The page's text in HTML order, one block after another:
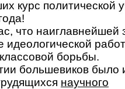
курс политической
что наиглавнейшей
идеологической
борьбы.
большевиков было
научного